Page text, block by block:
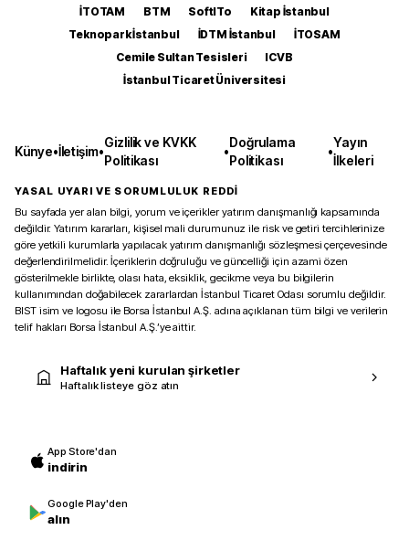
İTOTAM BTM SoftITo
Kitap İstanbul
Teknopark İstanbul
İDTM İstanbul
İTOSAM
Cemile Sultan Tesisleri
ICVB
İstanbul Ticaret Üniversitesi
Künye•İletişim•
Gizlilik ve KVKK
Politikası
•
Doğrulama
Politikası
•
Yayın
İlkeleri
YASAL UYARI VE SORUMLULUK REDDİ
Bu sayfada yer alan bilgi, yorum ve içerikler yatırım danışmanlığı kapsamında
değildir. Yatırım kararları, kişisel mali durumunuz ile risk ve getiri tercihlerinize
göre yetkili kurumlarla yapılacak yatırım danışmanlığı sözleşmesi çerçevesinde
değerlendirilmelidir. İçeriklerin doğruluğu ve güncelliği için azami özen
gösterilmekle birlikte, olası hata, eksiklik, gecikme veya bu bilgilerin
kullanımından doğabilecek zararlardan İstanbul Ticaret Odası sorumlu değildir.
BIST isim ve logosu ile Borsa İstanbul A.Ş. adına açıklanan tüm bilgi ve verilerin
telif hakları Borsa İstanbul A.Ş.’ye aittir.
Haftalık yeni kurulan şirketler
Haftalık listeye göz atın
App Store'dan
indirin
Google Play'den
alın